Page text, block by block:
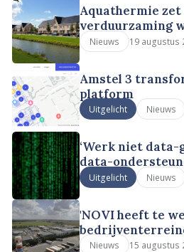
Aquathermie
verduurzaming
Nieuws 19 augustus
Amstel 3
platform
Uitgelicht Nieuws
‘Werk niet data-
data-
Uitgelicht Nieuws
'NOVI heeft te
Nieuws 15 augustus